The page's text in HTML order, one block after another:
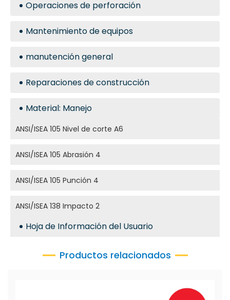
Operaciones de perforación
Mantenimiento de equipos
manutención general
Reparaciones de construcción
Material: Manejo
ANSI/ISEA 105 Nivel de corte A6
ANSI/ISEA 105 Abrasión 4
ANSI/ISEA 105 Punción 4
ANSI/ISEA 138 Impacto 2
Hoja de Información del Usuario
Productos relacionados